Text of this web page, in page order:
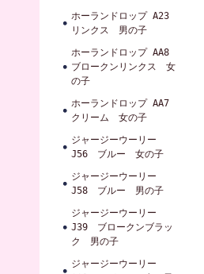
ホーランドロップ A23
リンクス 男の子
ホーランドロップ AA8
ブロークンリンクス 女
の子
ホーランドロップ AA7
クリーム 女の子
ジャージーウーリー
J56 ブルー 女の子
ジャージーウーリー
J58 ブルー 男の子
ジャージーウーリー
J39 ブロークンブラッ
ク 男の子
ジャージーウーリー